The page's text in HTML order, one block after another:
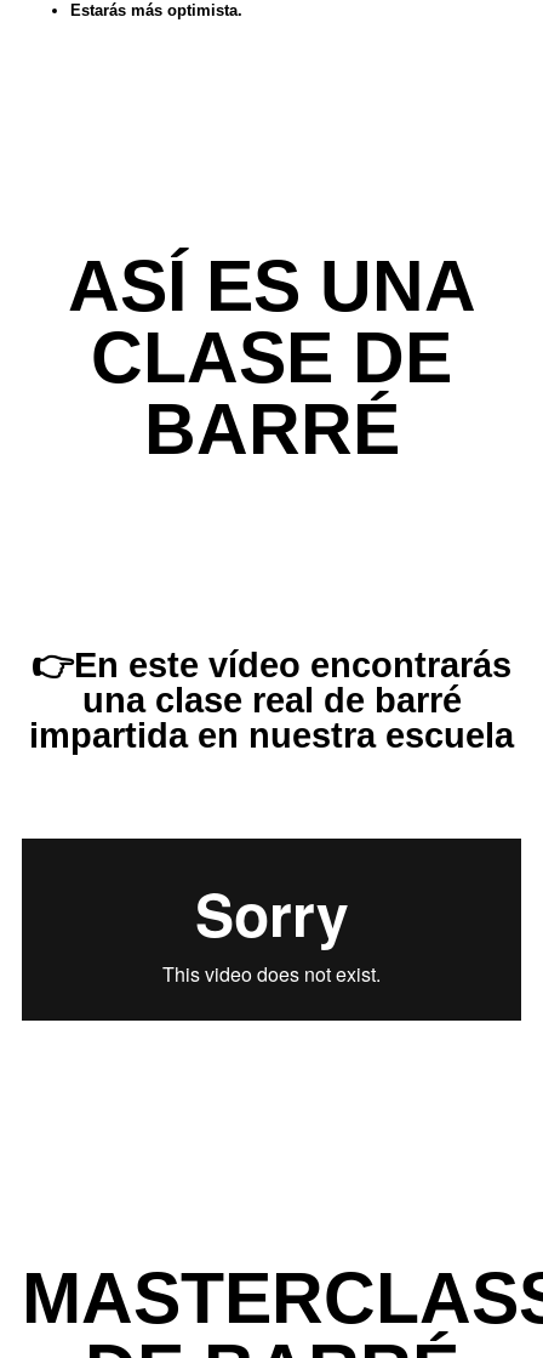
Estarás más optimista.
ASÍ ES UNA
CLASE DE
BARRÉ
👉En este vídeo encontrarás
una clase real de barré
impartida en nuestra escuela